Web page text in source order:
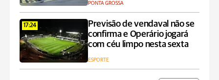
PONTA GROSSA
17:24
Previsão de vendaval não se
confirma e Operário jogará
com céu limpo nesta sexta
ESPORTE